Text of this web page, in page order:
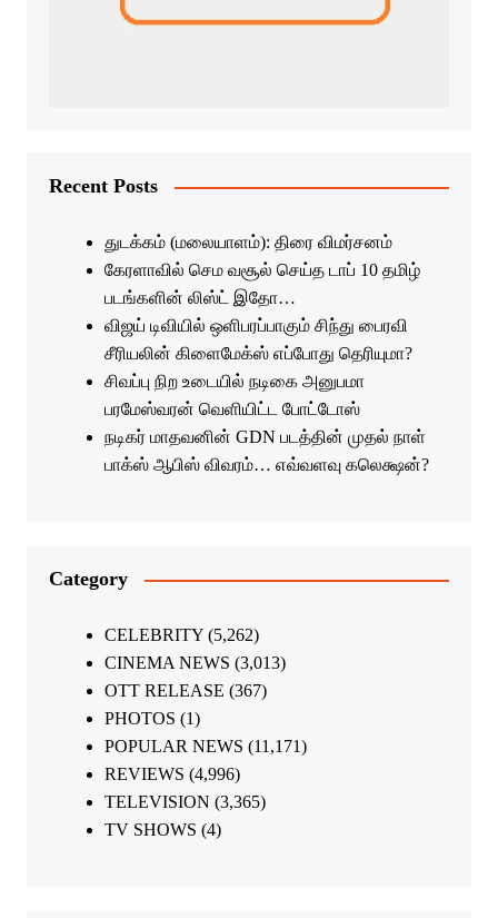
Recent Posts
துடக்கம் (மலையாளம்): திரை விமர்சனம்
கேரளாவில் செம வசூல் செய்த டாப் 10 தமிழ்
படங்களின் லிஸ்ட் இதோ…
விஜய் டிவியில் ஒளிபரப்பாகும் சிந்து பைரவி
சீரியலின் கிளைமேக்ஸ் எப்போது தெரியுமா?
சிவப்பு நிற உடையில் நடிகை அனுபமா
பரமேஸ்வரன் வெளியிட்ட போட்டோஸ்
நடிகர் மாதவனின் GDN படத்தின் முதல் நாள்
பாக்ஸ் ஆபிஸ் விவரம்… எவ்வளவு கலெக்ஷன்?
Category
CELEBRITY(5,262)
CINEMA NEWS (3,013)
OTT RELEASE (367)
PHOTOS (1)
POPULAR NEWS (11,171)
REVIEWS (4,996)
TELEVISION (3,365)
TV SHOWS (4)